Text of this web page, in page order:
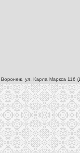
ул. Карла Маркса